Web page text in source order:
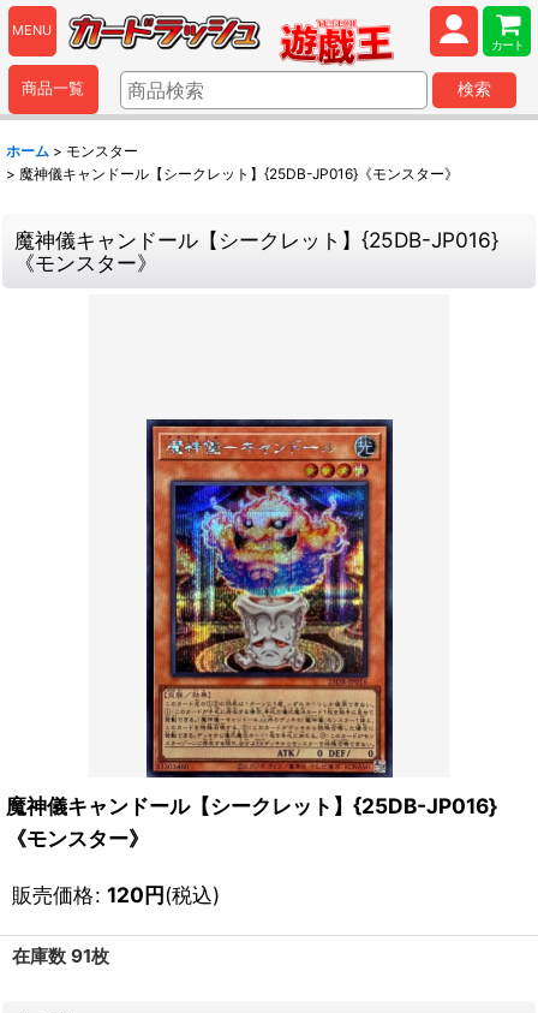
MENU
カート
商品一覧 検索
ホーム > モンスター
> 魔神儀キャンドール【シークレット】{25DB-JP016}《モンスター》
魔神儀キャンドール【シークレット】{25DB-JP016}
《モンスター》
魔神儀キャンドール【シークレット】{25DB-JP016}
《モンスター》
販売価格: 120円(税込)
在庫数 91枚